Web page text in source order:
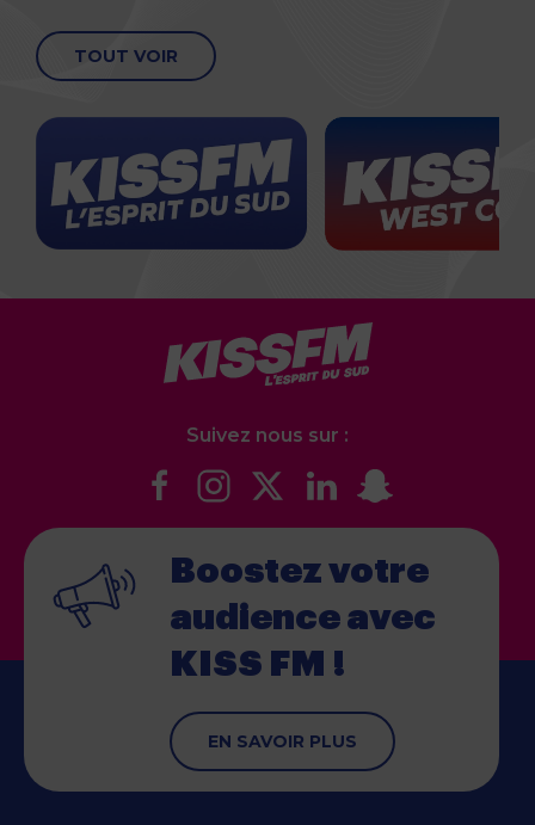
TOUT VOIR
Suivez nous sur :
Boostez votre
audience avec
KISS FM !
EN SAVOIR PLUS